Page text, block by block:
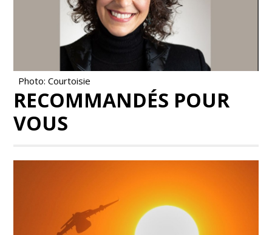
Photo: Courtoisie
RECOMMANDÉS POUR
VOUS